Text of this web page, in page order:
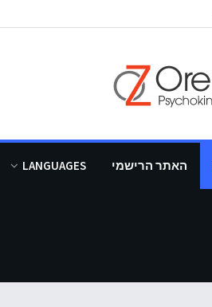
האתר הרישמי LANGUAGES